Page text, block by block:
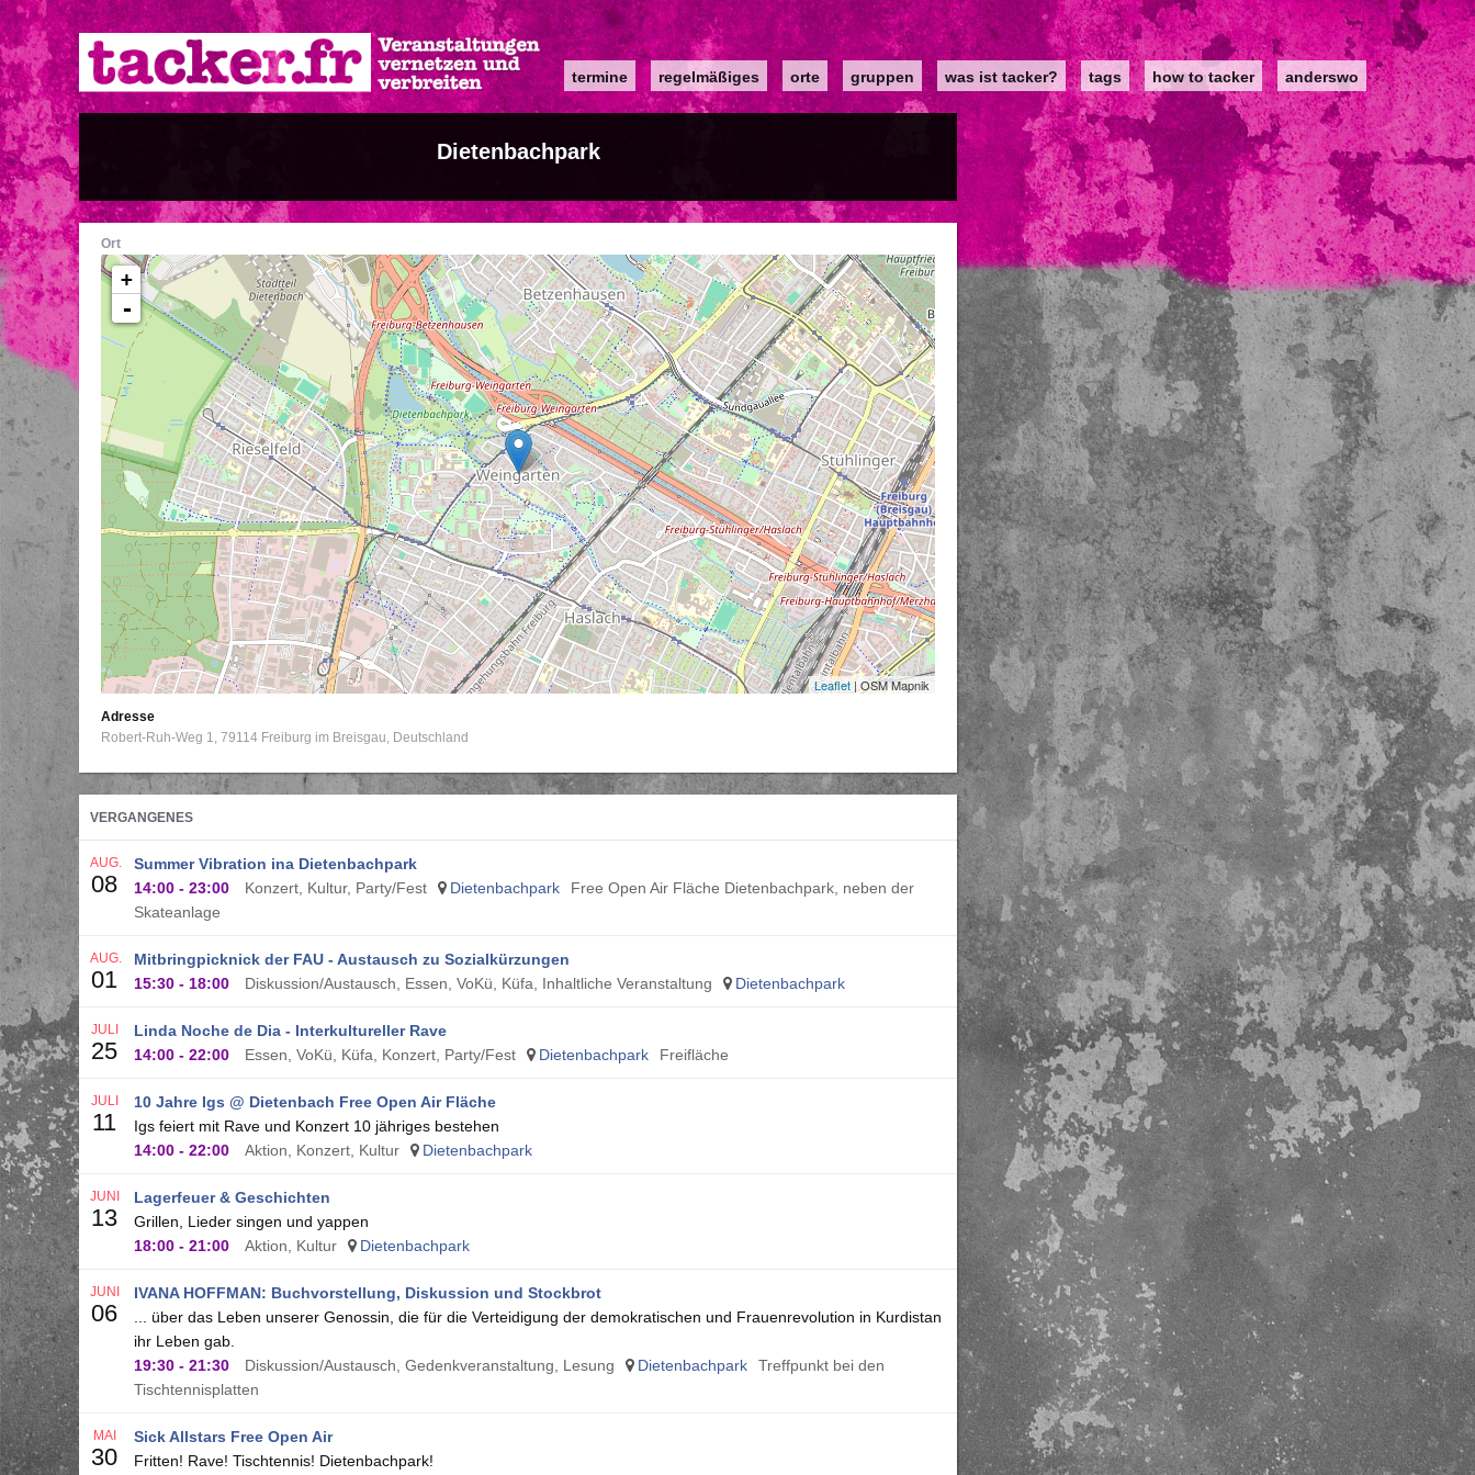
Direkt
zum
Inhalt
Main
navigation
termine regelmäßiges orte gruppen was ist tacker? tags how to tacker anderswo
Dietenbachpark
Ort
+
-
Leaflet | OSM Mapnik
Adresse
Robert-Ruh-Weg 1 79114 Freiburg im Breisgau Deutschland
VERGANGENES
Summer Vibration ina Dietenbachpark
14:00 - 23:00 Konzert, Kultur, Party/Fest Dietenbachpark
Free Open Air Fläche Dietenbachpark, neben der
Skateanlage
AUG.
08
Mitbringpicknick der FAU - Austausch zu Sozialkürzungen
15:30 - 18:00 Diskussion/Austausch, Essen, VoKü, Küfa, Inhaltliche Veranstaltung Dietenbachpark
AUG.
01
Linda Noche de Dia - Interkultureller Rave
14:00 - 22:00 Essen, VoKü, Küfa, Konzert, Party/Fest Dietenbachpark Freifläche
JULI
25
10 Jahre Igs @ Dietenbach Free Open Air Fläche
Igs feiert mit Rave und Konzert 10 jähriges bestehen
14:00 - 22:00 Aktion, Konzert, Kultur Dietenbachpark
JULI
11
Lagerfeuer & Geschichten
Grillen, Lieder singen und yappen
18:00 - 21:00 Aktion, Kultur Dietenbachpark
JUNI
13
IVANA HOFFMAN: Buchvorstellung, Diskussion und Stockbrot
... über das Leben unserer Genossin, die für die Verteidigung der demokratischen und Frauenrevolution in Kurdistan
ihr Leben gab.
19:30 - 21:30 Diskussion/Austausch, Gedenkveranstaltung, Lesung Dietenbachpark
Treffpunkt bei den
Tischtennisplatten
JUNI
06
Sick Allstars Free Open Air
Fritten! Rave! Tischtennis! Dietenbachpark!
MAI
30